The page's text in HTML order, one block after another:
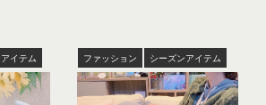
イテム ファッション シーズンアイテム